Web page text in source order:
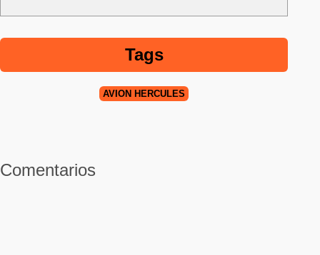
Tags
AVIÓN HÉRCULES
Comentarios